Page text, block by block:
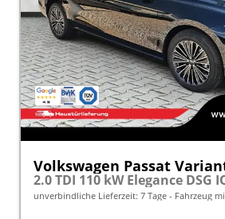
Volkswagen Passat
2.0 TDI 110 kW Elegance DSG
unverbindliche Lieferzeit: 7 Tage Fahrzeug